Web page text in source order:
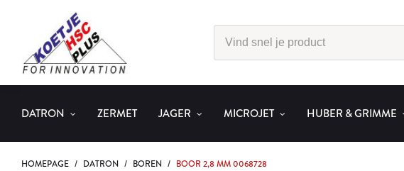
DATRON ZERMET JAGER MICROJET HUBER & GRIMME
HOMEPAGE / DATRON / BOREN / BOOR 2,8 MM 0068728